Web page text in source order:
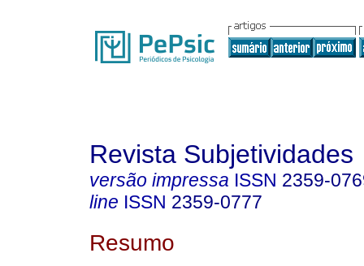
Revista Subjetividades
versão impressa ISSN 2359-
line ISSN 2359-0777
Resumo